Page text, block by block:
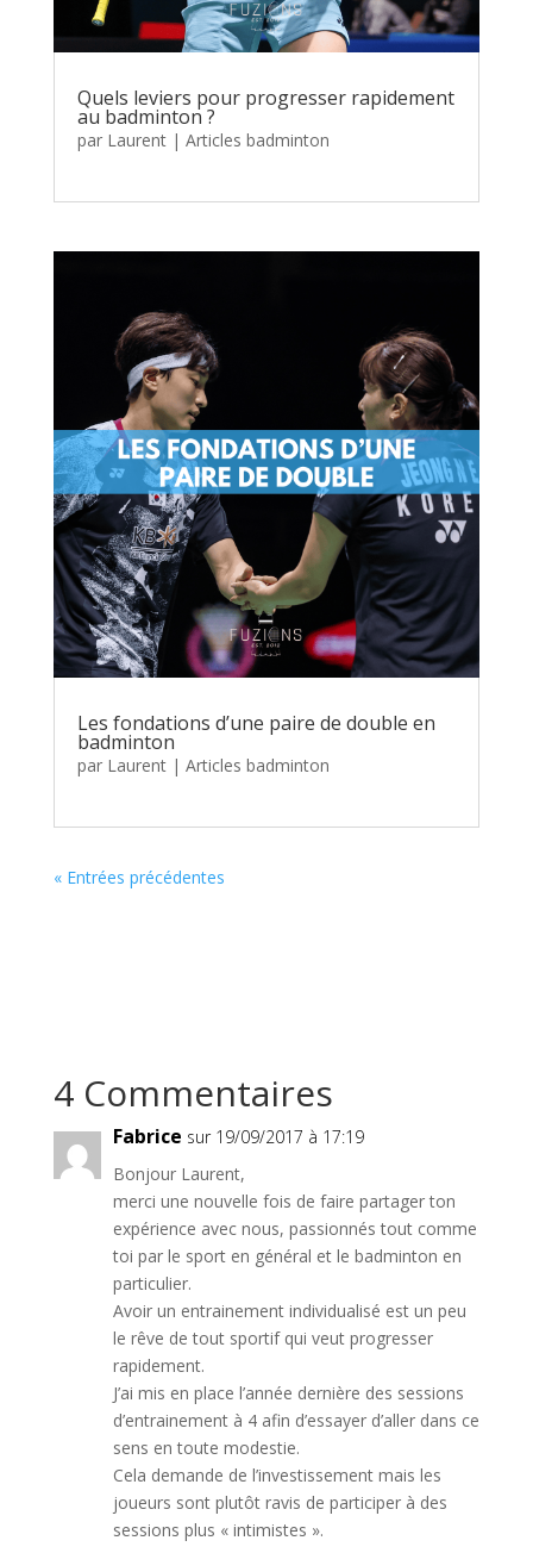
Quels leviers pour progresser rapidement
au badminton ?
par Laurent| Articles badminton
Les fondations d’une paire de double en
badminton
par Laurent| Articles badminton
« Entrées précédentes
4 Commentaires
Fabrice sur 19/09/2017 à 17:19
Bonjour Laurent,
merci une nouvelle fois de faire partager ton
expérience avec nous, passionnés tout comme
toi par le sport en général et le badminton en
particulier.
Avoir un entrainement individualisé est un peu
le rêve de tout sportif qui veut progresser
rapidement.
J’ai mis en place l’année dernière des sessions
d’entrainement à 4 afin d’essayer d’aller dans ce
sens en toute modestie.
Cela demande de l’investissement mais les
joueurs sont plutôt ravis de participer à des
sessions plus « intimistes ».